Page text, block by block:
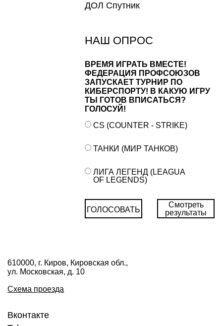
ДОЛ Спутник
НАШ ОПРОС
ВРЕМЯ ИГРАТЬ ВМЕСТЕ!
ФЕДЕРАЦИЯ ПРОФСОЮЗОВ
ЗАПУСКАЕТ ТУРНИР ПО
КИБЕРСПОРТУ! В КАКУЮ ИГРУ
ТЫ ГОТОВ ВПИСАТЬСЯ?
ГОЛОСУЙ!
CS (COUNTER - STRIKE)
ТАНКИ (МИР ТАНКОВ)
ЛИГА ЛЕГЕНД (LEAGUA
OF LEGENDS)
ГОЛОСОВАТЬ
Смотреть
результаты
610000, г. Киров, Кировская обл.,
ул. Московская, д. 10
Схема проезда
Вконтакте